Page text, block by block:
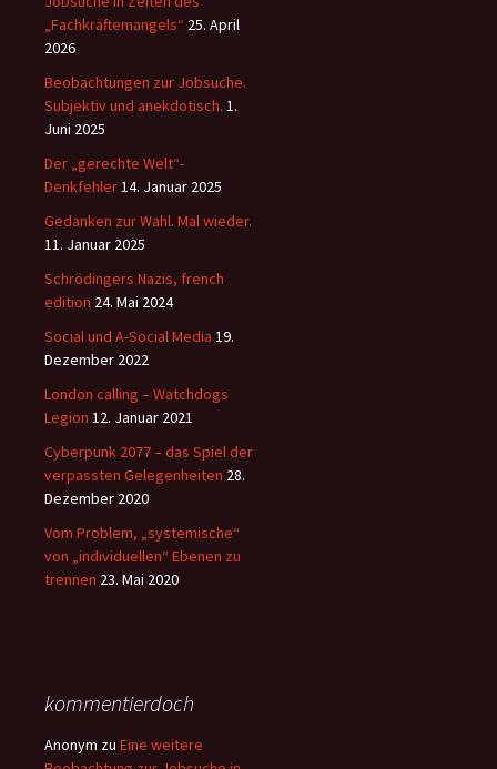
„Fachkräftemangels“ 25. April
2026
Beobachtungen zur Jobsuche.
Subjektiv und anekdotisch. 1.
Juni 2025
Der „gerechte Welt“-
Denkfehler14. Januar 2025
Gedanken zur Wahl. Mal wieder.
11. Januar 2025
Schrödingers Nazis, french
edition 24. Mai 2024
Social und A-Social Media 19.
Dezember 2022
London calling – Watchdogs
Legion 12. Januar 2021
Cyberpunk 2077 – das Spiel der
verpassten Gelegenheiten 28.
Dezember 2020
Vom Problem, „systemische“
von „individuellen“ Ebenen zu
trennen 23. Mai 2020
kommentierdoch
Anonym zu Eine weitere